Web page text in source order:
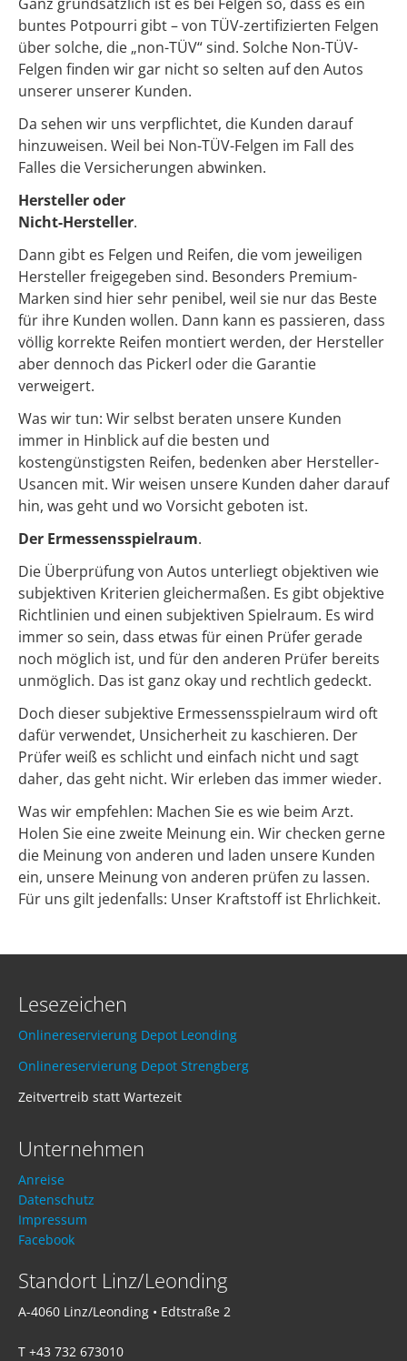
buntes Potpourri gibt – von TÜV-zertifizierten Felgen
über solche, die „non-TÜV“ sind. Solche Non-TÜV-
Felgen finden wir gar nicht so selten auf den Autos
unserer unserer Kunden.
Da sehen wir uns verpflichtet, die Kunden darauf
hinzuweisen. Weil bei Non-TÜV-Felgen im Fall des
Falles die Versicherungen abwinken.
Hersteller oder
Nicht-Hersteller.
Dann gibt es Felgen und Reifen, die vom jeweiligen
Hersteller freigegeben sind. Besonders Premium-
Marken sind hier sehr penibel, weil sie nur das Beste
für ihre Kunden wollen. Dann kann es passieren, dass
völlig korrekte Reifen montiert werden, der Hersteller
aber dennoch das Pickerl oder die Garantie
verweigert.
Was wir tun: Wir selbst beraten unsere Kunden
immer in Hinblick auf die besten und
kostengünstigsten Reifen, bedenken aber Hersteller-
Usancen mit. Wir weisen unsere Kunden daher darauf
hin, was geht und wo Vorsicht geboten ist.
Der Ermessensspielraum.
Die Überprüfung von Autos unterliegt objektiven wie
subjektiven Kriterien gleichermaßen. Es gibt objektive
Richtlinien und einen subjektiven Spielraum. Es wird
immer so sein, dass etwas für einen Prüfer gerade
noch möglich ist, und für den anderen Prüfer bereits
unmöglich. Das ist ganz okay und rechtlich gedeckt.
Doch dieser subjektive Ermessensspielraum wird oft
dafür verwendet, Unsicherheit zu kaschieren. Der
Prüfer weiß es schlicht und einfach nicht und sagt
daher, das geht nicht. Wir erleben das immer wieder.
Was wir empfehlen: Machen Sie es wie beim Arzt.
Holen Sie eine zweite Meinung ein. Wir checken gerne
die Meinung von anderen und laden unsere Kunden
ein, unsere Meinung von anderen prüfen zu lassen.
Für uns gilt jedenfalls: Unser Kraftstoff ist Ehrlichkeit.
Lesezeichen
Onlinereservierung Depot Leonding
Onlinereservierung Depot Strengberg
Zeitvertreib statt Wartezeit
Unternehmen
Anreise
Datenschutz
Impressum
Facebook
Standort Linz/Leonding
A-4060 Linz/Leonding • Edtstraße 2
T +43 732 673010